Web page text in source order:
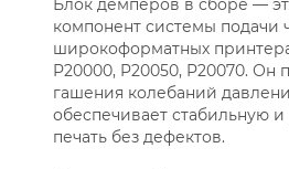
Блок демперов в сборе —
компонент системы подачи
широкоформатных
P20000, P20050, P20070. Он
гашения колебаний
обеспечивает стабильную
печать без дефектов.